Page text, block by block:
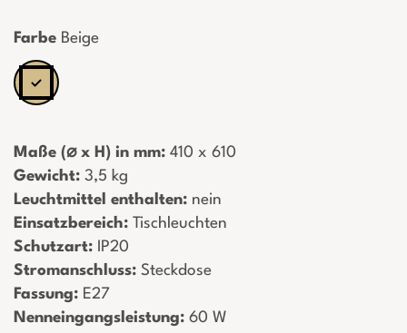
Farbe Beige
Maße (⌀ x H) in mm: ­ 410 x 610
Gewicht: ­ 3,5 kg
Leuchtmittel enthalten: ­ nein
Einsatzbereich: ­ Tischleuchten
Schutzart: ­ IP20
Stromanschluss: ­ Steckdose
Fassung: ­ E27
Nenneingangsleistung: ­ 60 W